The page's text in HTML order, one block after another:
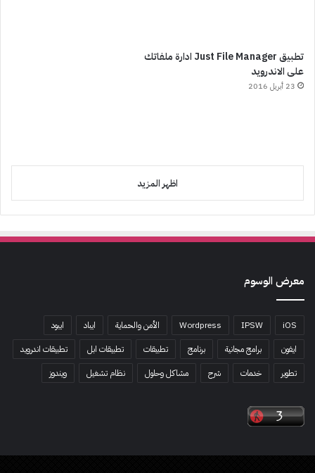
تطبيق Just File Manager ادارة ملفاتك
على الاندرويد
23 أبريل 2016
اظهر المزيد
معرض الوسوم
iOS
IPSW
Wordpress الأمن والحماية ايباد
ايبود
ايفون
برامج مجانية برنامج تطبيقات تطبيقات ابل
تطبيقات اندرويد
تطوير
خدمات شرح مشاكل وحلول نظام تشغيل ويندوز